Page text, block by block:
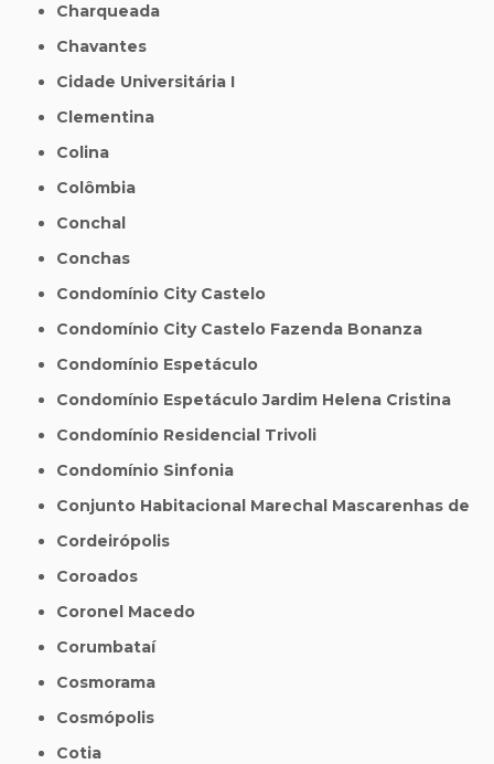
Charqueada
Chavantes
Cidade Universitária I
Clementina
Colina
Colômbia
Conchal
Conchas
Condomínio City Castelo
Condomínio City Castelo Fazenda Bonanza
Condomínio Espetáculo
Condomínio Espetáculo Jardim Helena Cristina
Condomínio Residencial Trivoli
Condomínio Sinfonia
Conjunto Habitacional Marechal Mascarenhas de
Cordeirópolis
Coroados
Coronel Macedo
Corumbataí
Cosmorama
Cosmópolis
Cotia